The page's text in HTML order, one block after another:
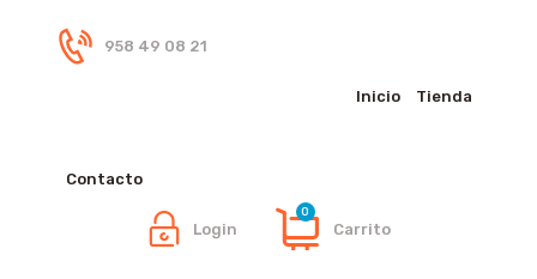
958 49 08 21
Inicio Tienda
Contacto
Login Carrito
0
Tienda